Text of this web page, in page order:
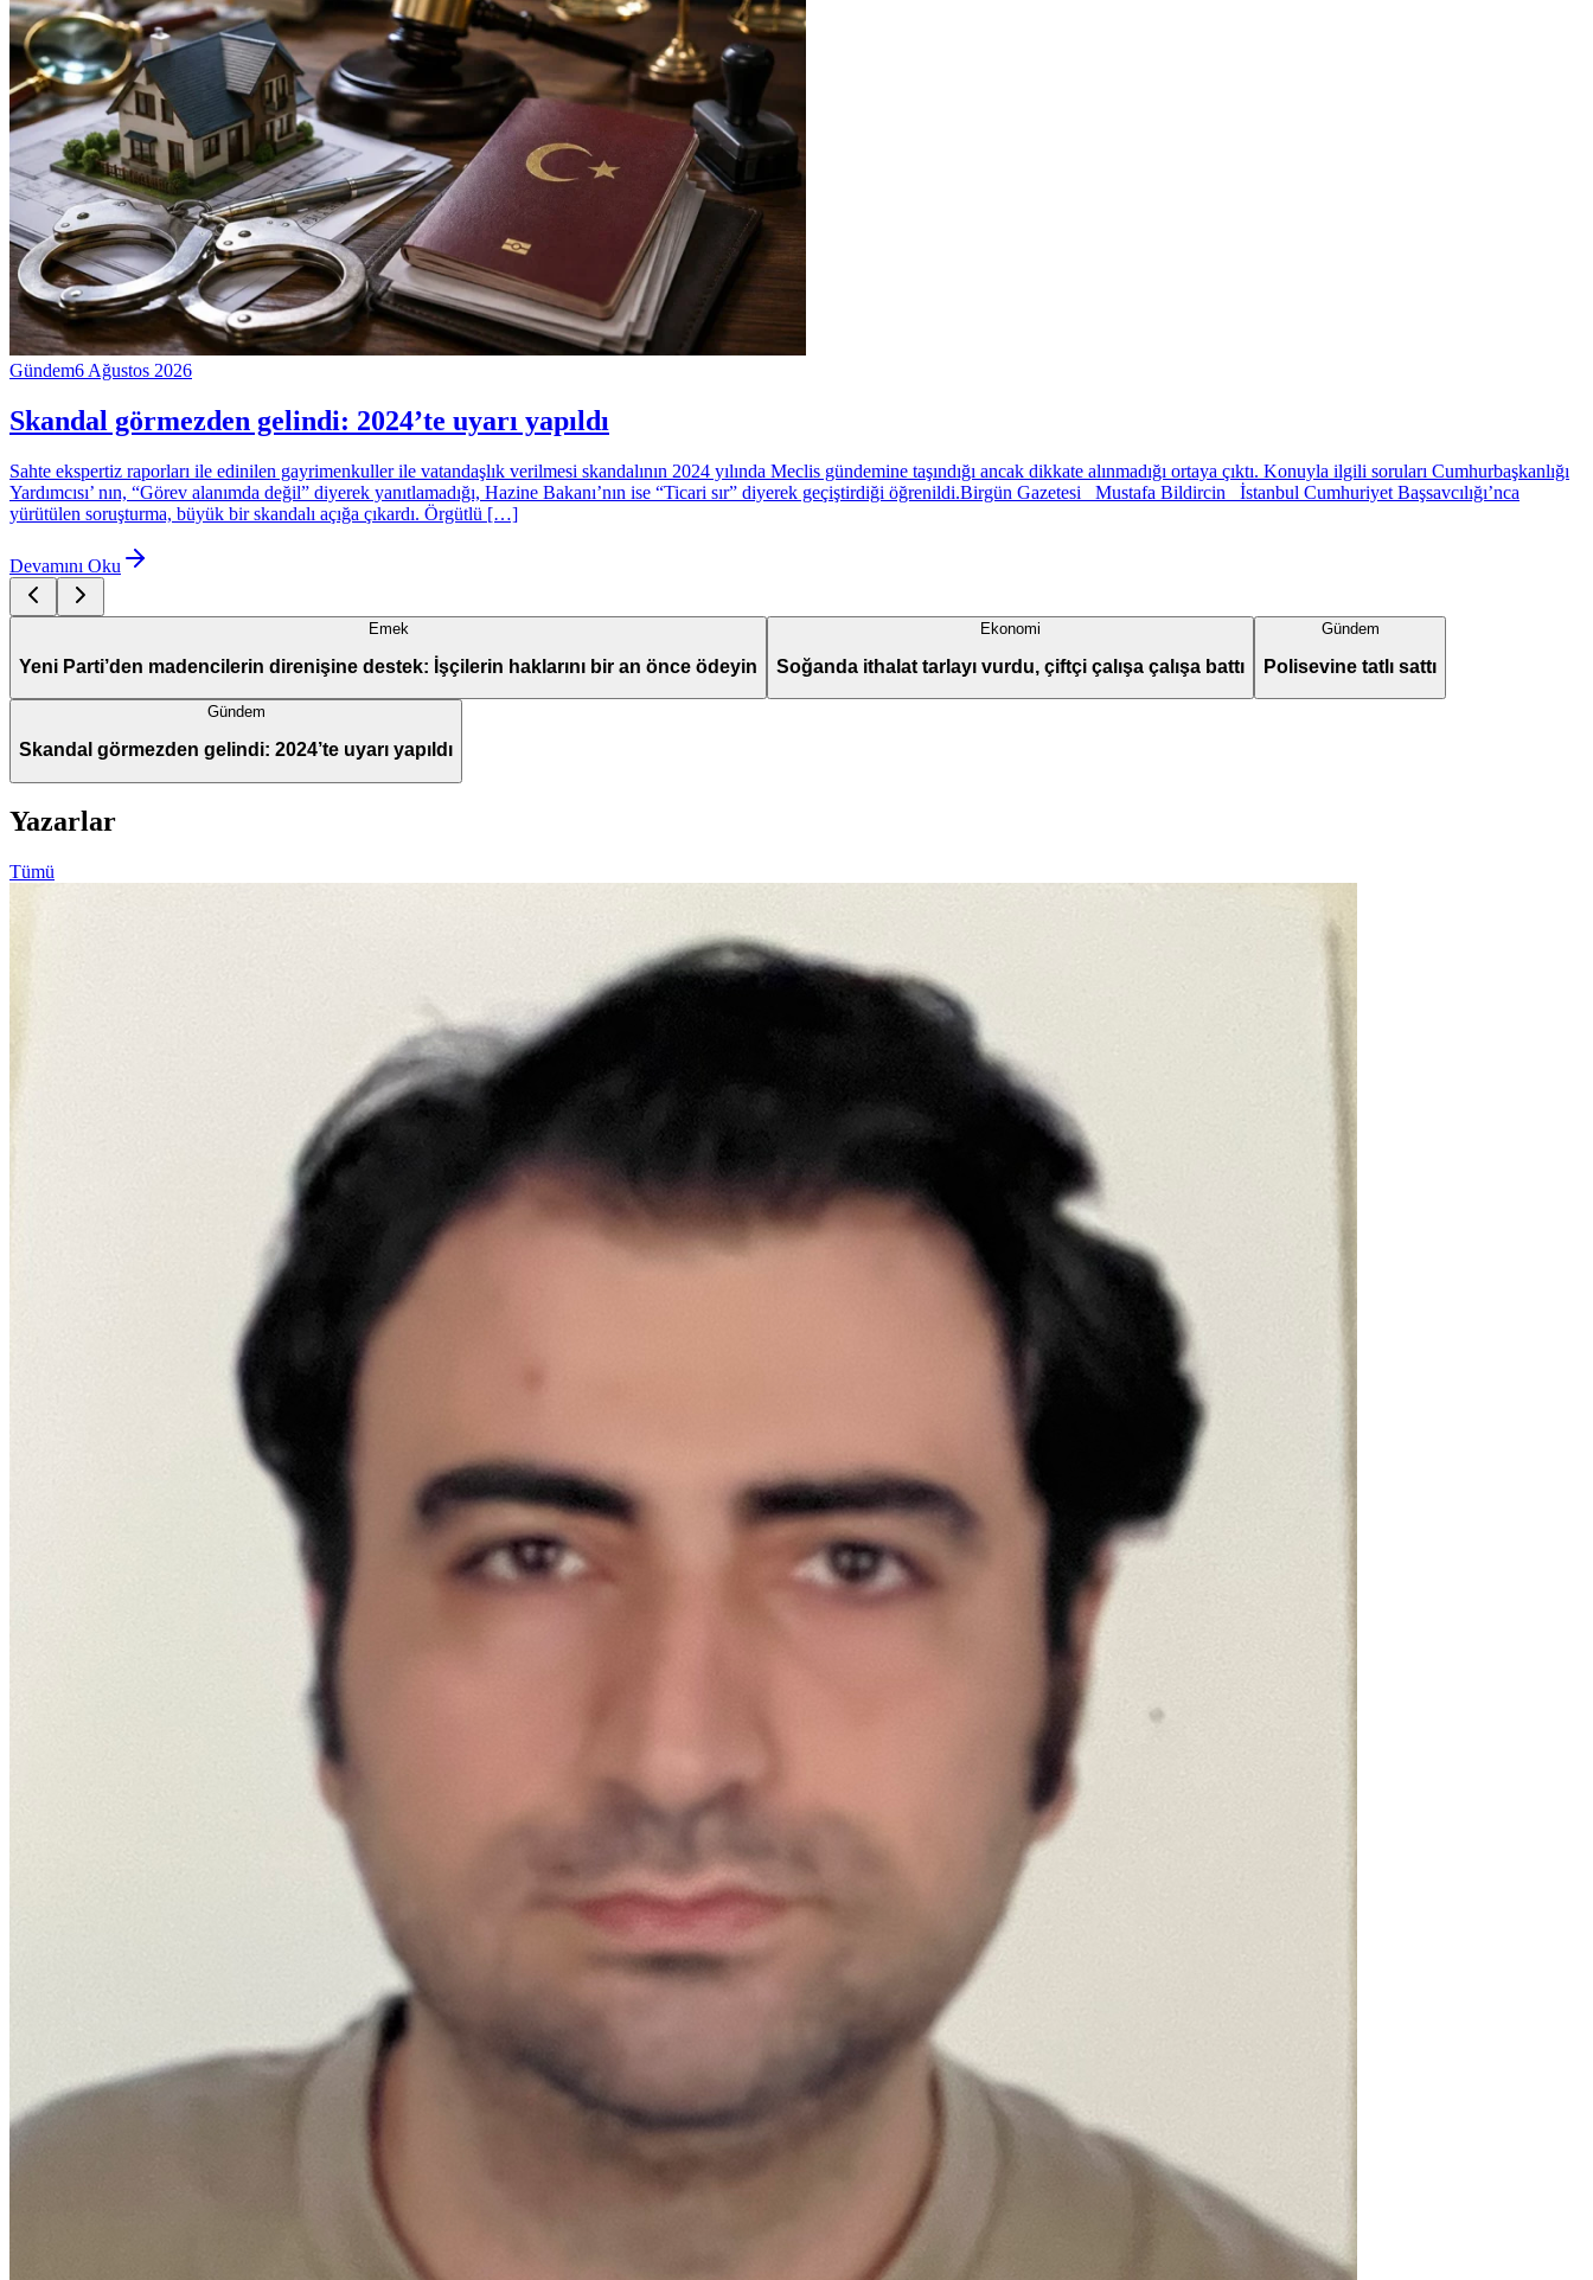
Gündem6 Ağustos 2026
Skandal görmezden gelindi: 2024’te uyarı yapıldı
Sahte ekspertiz raporları ile edinilen gayrimenkuller ile vatandaşlık verilmesi skandalının 2024 yılında Meclis gündemine taşındığı ancak dikkate alınmadığı ortaya çıktı. Konuyla ilgili soruları Cumhurbaşkanlığı
Yardımcısı’ nın, “Görev alanımda değil” diyerek yanıtlamadığı, Hazine Bakanı’nın ise “Ticari sır” diyerek geçiştirdiği öğrenildi.Birgün Gazetesi Mustafa Bildircin İstanbul Cumhuriyet Başsavcılığı’nca
yürütülen soruşturma, büyük bir skandalı açığa çıkardı. Örgütlü […]
Devamını Oku
Emek
Yeni Parti’den madencilerin direnişine destek: İşçilerin haklarını bir an önce ödeyin
Ekonomi
Soğanda ithalat tarlayı vurdu, çiftçi çalışa çalışa battı
Gündem
Polisevine tatlı sattı
Gündem
Skandal görmezden gelindi: 2024’te uyarı yapıldı
Yazarlar
Tümü